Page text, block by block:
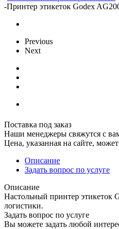
-Принтер этикеток Godex
Previous
Next
Поставка под заказ
Наши менеджеры свяжутся с
Цена, указанная на сайте,
Описание
Задать вопрос по услуге
Описание
Настольный принтер этикеток
логистики.
Задать вопрос по услуге
Вы можете задать любой